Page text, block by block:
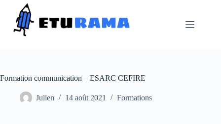
contenu
Formation communication – ESARC CEFIRE
Julien 14 août 2021 Formations